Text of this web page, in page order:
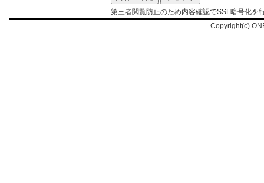
第三者閲覧防止のため内容確認でSSL暗号化を
- Copyright(c)